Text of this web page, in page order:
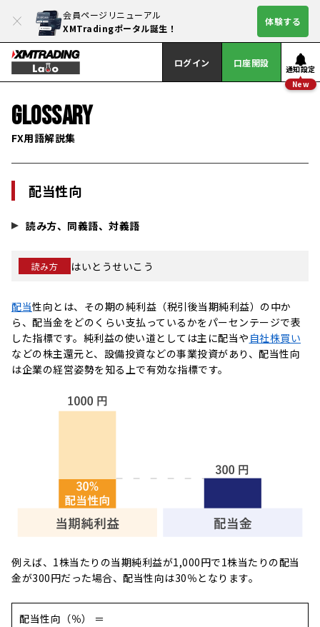
会員ページリニューアル
XMTradingポータル誕生！
体験する
ログイン 口座開設
通知設定
New
GLOSSARY
FX用語解説集
配当性向
読み方、同義語、対義語
読み方 はいとうせいこう
配当性向とは、その期の純利益（税引後当期純利益）の中か
ら、配当金をどのくらい支払っているかをパーセンテージで表
した指標です。純利益の使い道としては主に配当や 自社株買い
などの株主還元と、設備投資などの事業投資があり、配当性向
は企業の経営姿勢を知る上で有効な指標です。
例えば、1株当たりの当期純利益が1,000円で1株当たりの配当
金が300円だった場合、配当性向は30％となります。
配当性向（％） ＝